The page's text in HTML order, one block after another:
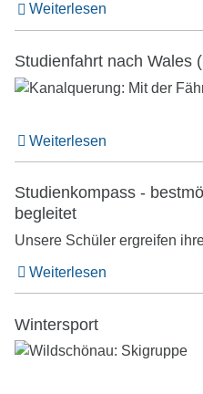
Weiterlesen
Studienfahrt nach Wales
Weiterlesen
Studienkompass -
begleitet
Unsere Schüler ergreifen
Weiterlesen
Wintersport